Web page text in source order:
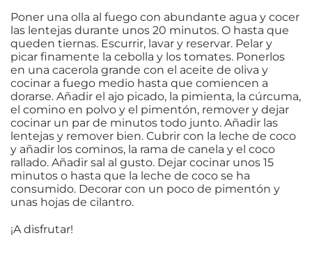
Poner una olla al fuego con abundante agua y cocer
las lentejas durante unos 20 minutos. O hasta que
queden tiernas. Escurrir, lavar y reservar. Pelar y
picar finamente la cebolla y los tomates. Ponerlos
en una cacerola grande con el aceite de oliva y
cocinar a fuego medio hasta que comiencen a
dorarse. Añadir el ajo picado, la pimienta, la cúrcuma,
el comino en polvo y el pimentón, remover y dejar
cocinar un par de minutos todo junto. Añadir las
lentejas y remover bien. Cubrir con la leche de coco
y añadir los cominos, la rama de canela y el coco
rallado. Añadir sal al gusto. Dejar cocinar unos 15
minutos o hasta que la leche de coco se ha
consumido. Decorar con un poco de pimentón y
unas hojas de cilantro.
¡A disfrutar!